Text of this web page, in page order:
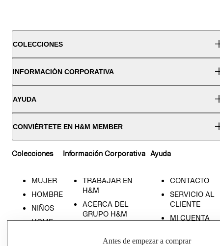
COLECCIONES
INFORMACIÓN CORPORATIVA
AYUDA
CONVIÉRTETE EN H&M MEMBER
Colecciones
MUJER
HOMBRE
NIÑOS
HOME
Información Corporativa
TRABAJAR EN
H&M
ACERCA DEL
GRUPO H&M
SOCIAL
Ayuda
CONTACTO
SERVICIO AL
CLIENTE
MI CUENTA
TIENDAS
Antes de empezar a comprar